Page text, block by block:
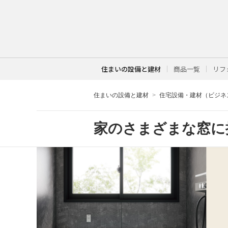
住まいの設備と建材 商品一覧 リ
住まいの設備と建材 住宅設備・建材（ビジ
家のさまざまな窓